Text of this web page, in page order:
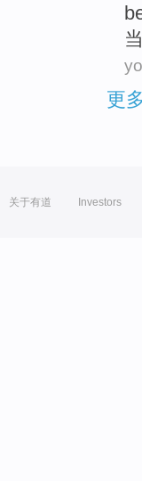
更
关于有道 Investors